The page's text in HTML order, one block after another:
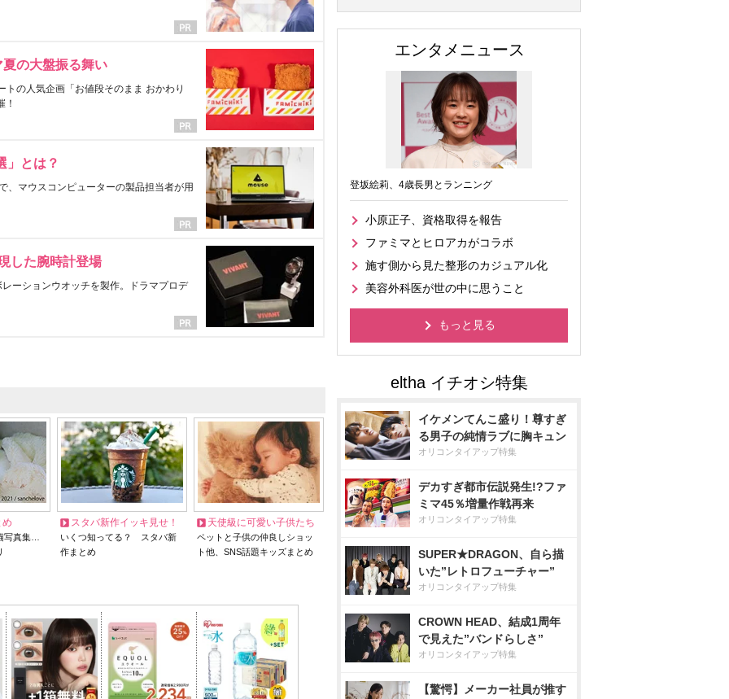
の大盤振る舞い
の人気企画「お値段そのまま おかわり
！
」とは？
、マウスコンピューターの製品担当者が用
した腕時計登場
ーションウオッチを製作。ドラマプロデ
め
写真集…
スタバ新作イッキ見せ！
いくつ知ってる？ スタバ新
作まとめ
天使級に可愛い子供たち
ペットと子供の仲良しショッ
ト他、SNS話題キッズまとめ
エンタメニュース
登坂絵莉、4歳長男とランニング
小原正子、資格取得を報告
ファミマとヒロアカがコラボ
施す側から見た整形のカジュアル化
美容外科医が世の中に思うこと
もっと見る
イケメンてんこ盛り！尊すぎ
る男子の純情ラブに胸キュン
オリコンタイアップ特集
デカすぎ都市伝説発生!?ファ
ミマ45％増量作戦再来
オリコンタイアップ特集
SUPER★DRAGON、自ら描
いた”レトロフューチャー”
オリコンタイアップ特集
CROWN HEAD、結成1周年
で見えた”バンドらしさ”
オリコンタイアップ特集
【驚愕】メーカー社員が推す